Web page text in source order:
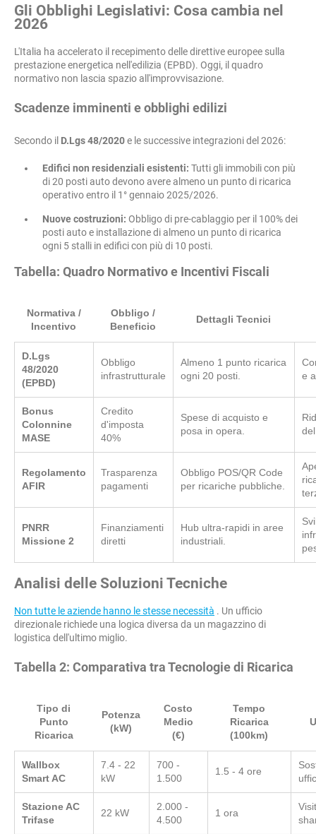
Gli Obblighi Legislativi: Cosa cambia nel
2026
L'Italia ha accelerato il recepimento delle direttive europee sulla
prestazione energetica nell'edilizia (EPBD). Oggi, il quadro
normativo non lascia spazio all'improvvisazione.
Scadenze imminenti e obblighi edilizi
Secondo il D.Lgs 48/2020e le successive integrazioni del 2026:
Edifici non residenziali esistenti: Tutti gli immobili con più
di 20 posti auto devono avere almeno un punto di ricarica
operativo entro il 1° gennaio 2025/2026.
Nuove costruzioni: Obbligo di pre-cablaggio per il 100% dei
posti auto e installazione di almeno un punto di ricarica
ogni 5 stalli in edifici con più di 10 posti.
Tabella: Quadro Normativo e Incentivi Fiscali
Normativa /
Incentivo
Obbligo /
Beneficio
Dettagli Tecnici
D.Lgs
48/2020
(EPBD)
Obbligo
infrastrutturale
Almeno 1 punto ricarica
ogni 20 posti.
e
Bonus
Colonnine
MASE
Credito
d'imposta
40%
Spese di acquisto e
posa in opera.
Regolamento
AFIR
Trasparenza
pagamenti
Obbligo POS/QR Code
per ricariche pubbliche.
PNRR
Missione 2
Finanziamenti
diretti
Hub ultra-rapidi in aree
industriali.
Analisi delle Soluzioni Tecniche
Non tutte le aziende hanno le stesse necessità . Un ufficio
direzionale richiede una logica diversa da un magazzino di
logistica dell'ultimo miglio.
Tabella 2: Comparativa tra Tecnologie di Ricarica
Tipo di
Punto
Ricarica
Potenza
(kW)
Costo
Medio
(€)
Tempo
Ricarica
(100km)
Wallbox
Smart AC
7.4 - 22
kW
700 -
1.500
1.5 - 4 ore
Stazione AC
Trifase
22 kW
2.000 -
4.500
1 ora